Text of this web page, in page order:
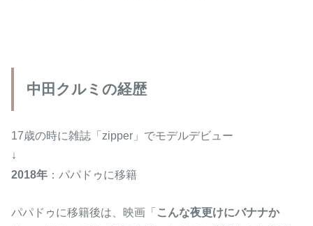
中田クルミの経歴
17歳の時に雑誌「zipper」でモデルデビュー
↓
2018年 ：パパドゥに移籍
パパドゥに移籍後は、映画「 こんな夜更けにバナナか